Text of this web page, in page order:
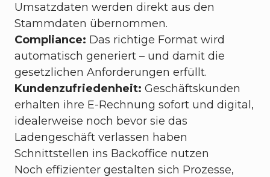
Umsatzdaten werden direkt aus den
Stammdaten übernommen.
Compliance: Das richtige Format wird
automatisch generiert – und damit die
gesetzlichen Anforderungen erfüllt.
Kundenzufriedenheit: Geschäftskunden
erhalten ihre E-Rechnung sofort und digital,
idealerweise noch bevor sie das
Ladengeschäft verlassen haben
Schnittstellen ins Backoffice nutzen
Noch effizienter gestalten sich Prozesse,